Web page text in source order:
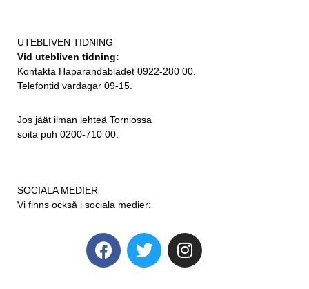
UTEBLIVEN TIDNING
Vid utebliven tidning:
Kontakta Haparandabladet 0922-280 00.
Telefontid vardagar 09-15.
Jos jäät ilman lehteä Torniossa
soita puh 0200-710 00.
SOCIALA MEDIER
Vi finns också i sociala medier: